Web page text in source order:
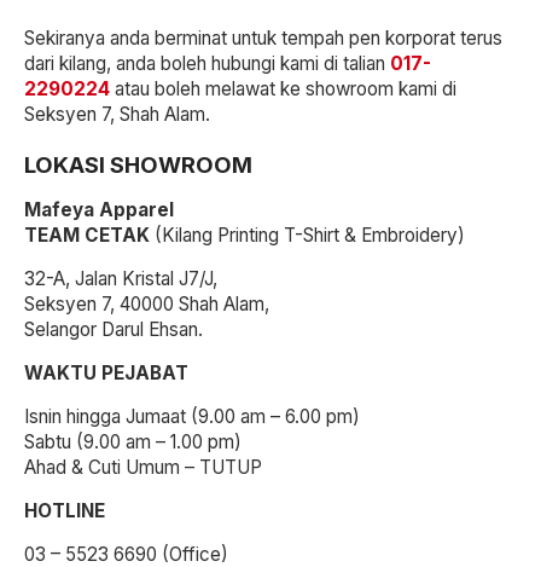
Sekiranya anda berminat untuk tempah pen korporat terus
dari kilang, anda boleh hubungi kami di talian 017-
2290224 atau boleh melawat ke showroom kami di
Seksyen 7, Shah Alam.
LOKASI SHOWROOM
Mafeya Apparel
TEAM CETAK (Kilang Printing T-Shirt & Embroidery)
32-A, Jalan Kristal J7/J,
Seksyen 7, 40000 Shah Alam,
Selangor Darul Ehsan.
WAKTU PEJABAT
Isnin hingga Jumaat (9.00 am – 6.00 pm)
Sabtu (9.00 am – 1.00 pm)
Ahad & Cuti Umum – TUTUP
HOTLINE
03 – 5523 6690 (Office)